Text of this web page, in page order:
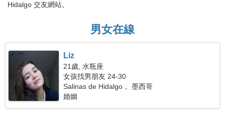
Hidalgo 交友網站。
男女在線
Liz
21歲, 水瓶座
女孩找男朋友 24-30
Salinas de Hidalgo， 墨西哥
婚姻